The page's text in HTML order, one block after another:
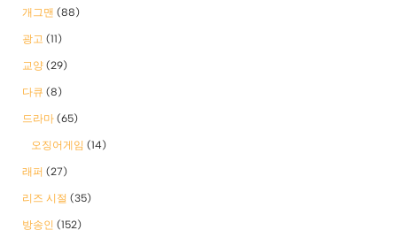
개그맨 (88)
광고 (11)
교양 (29)
다큐 (8)
드라마 (65)
오징어게임 (14)
래퍼 (27)
리즈 시절 (35)
방송인 (152)